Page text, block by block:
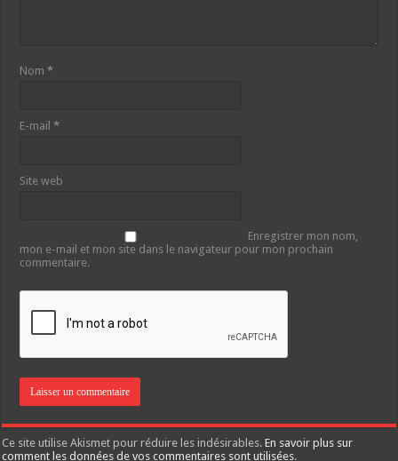
Nom*
E-mail*
Site web
Enregistrer mon nom,
mon e-mail et mon site dans le navigateur pour mon prochain
commentaire.
Ce site utilise Akismet pour réduire les indésirables.En savoir plus sur
comment les données de vos commentaires sont utilisées.